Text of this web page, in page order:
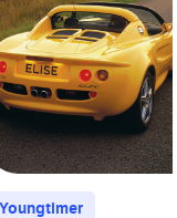
Youngtimer